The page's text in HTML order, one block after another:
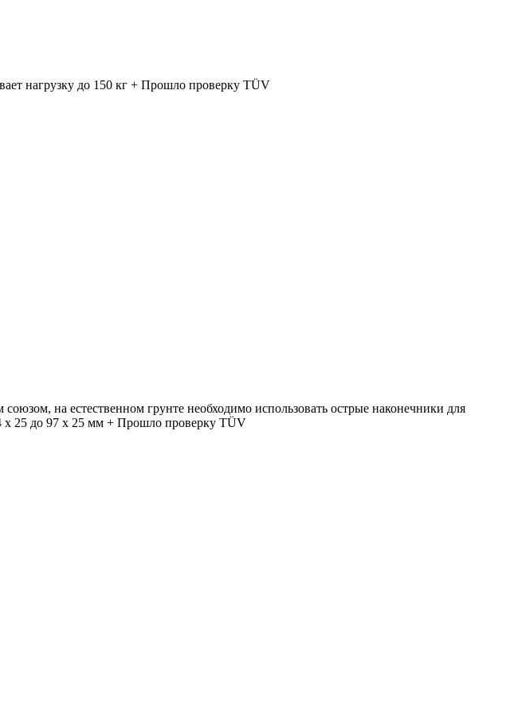
нагрузку до 150 кг + Прошло проверку TÜV
на естественном грунте необходимо использовать острые наконечники для
x 25 до 97 x 25 мм + Прошло проверку TÜV